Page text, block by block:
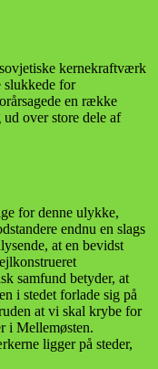
kernekraftværk
for
en række
over store dele af
for denne ulykke,
endnu en slags
at en bevidst
samfund betyder, at
i stedet forlade sig på
at vi skal krybe for
i Mellemøsten.
ligger på steder,